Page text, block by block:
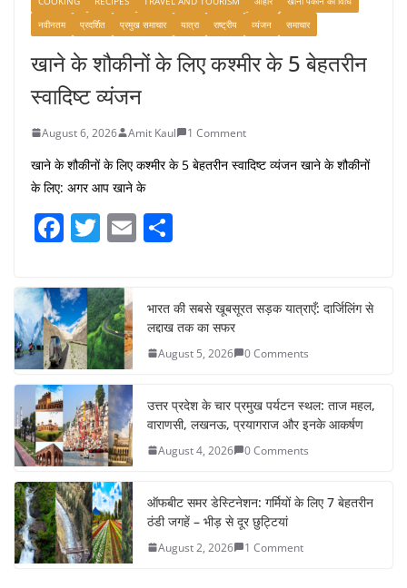
नवीनतम
प्रदर्शित प्रमुख समाचार यात्रा राष्ट्रीय व्यंजन समाचार
खाने के शौकीनों के लिए कश्मीर के 5 बेहतरीन
स्वादिष्ट व्यंजन
August 6, 2026 Amit Kaul 1 Comment
खाने के शौकीनों के लिए कश्मीर के 5 बेहतरीन स्वादिष्ट व्यंजन खाने के शौकीनों
के लिए: अगर आप खाने के
F
c
e
b
o
o
k
T
itt
er
E
e
भारत की सबसे खूबसूरत सड़क यात्राएँ: दार्जिलिंग से
लद्दाख तक का सफर
August 5, 2026 0 Comments
उत्तर प्रदेश के चार प्रमुख पर्यटन स्थल: ताज महल,
वाराणसी, लखनऊ, प्रयागराज और इनके आकर्षण
August 4, 2026 0 Comments
ऑफबीट समर डेस्टिनेशन: गर्मियों के लिए 7 बेहतरीन
ठंडी जगहें – भीड़ से दूर छुट्टियां
August 2, 2026 1 Comment